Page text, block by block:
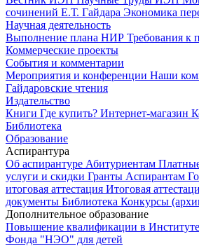
сочинений Е.Т. Гайдара Экономика
Научная деятельность
Выполнение плана НИР Требования к
Коммерческие проекты
События и комментарии
Мероприятия и конференции Наши
Гайдаровские чтения
Издательство
Книги Где купить? Интернет-магазин
Библиотека
Образование
Аспирантура
Об аспирантуре Абитуриентам
услуги и скидки Гранты Аспирантам
итоговая аттестация Итоговая
документы Библиотека Конкурсы
Дополнительное образование
Повышение квалификации в
Фонда "НЭО" для детей